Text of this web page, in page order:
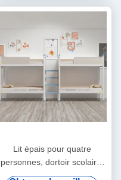
de la personnalisation
Lit épais pour quatre
personnes, dortoir scolaire,
lits de rangement stables